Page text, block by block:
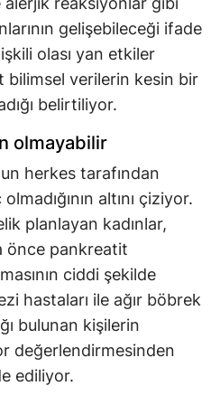
gelişebileceği ifade
olası yan etkiler
bilimsel verilerin kesin bir
belirtiliyor.
olmayabilir
herkes tarafından
altını çiziyor.
planlayan kadınlar,
önce pankreatit
ciddi şekilde
hastaları ile ağır böbrek
bulunan kişilerin
değerlendirmesinden
ediliyor.